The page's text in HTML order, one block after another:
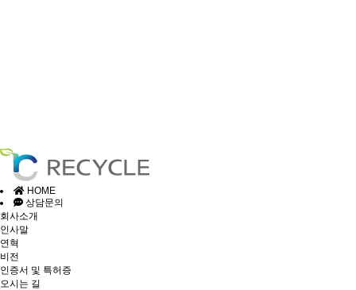
HOME
상담문의
회사소개
인사말
연혁
비전
인증서 및 특허증
오시는 길